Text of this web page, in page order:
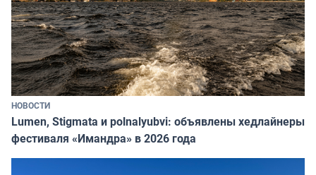
НОВОСТИ
Lumen, Stigmata и polnalyubvi: объявлены хедлайнеры
фестиваля «Имандра» в 2026 года